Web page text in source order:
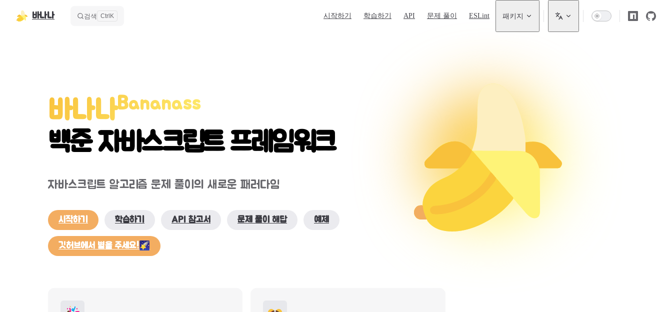
본문으로 건너뛰기
바나나 검색 Ctrl K 시작하기 학습하기 API 문제 풀이 ESLint 패키지
바나나Bananass
백준 자바스크립트 프레임워크
자바스크립트 알고리즘 문제 풀이의 새로운 패러다임
시작하기 학습하기 API 참고서 문제 풀이 해답 예제
깃허브에서 별을 주세요!🌠